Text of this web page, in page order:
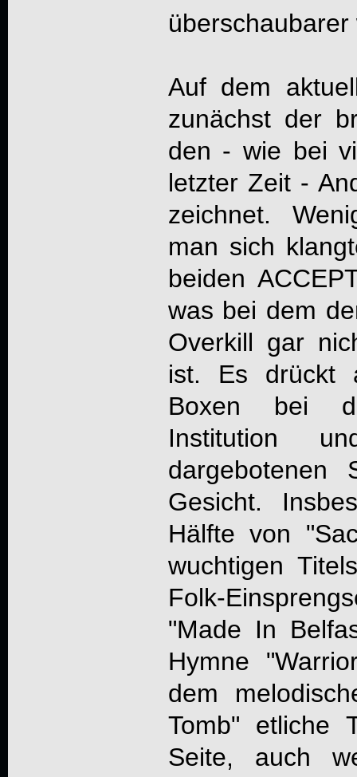
überschaubarer
Auf dem
zunächst der
den - wie bei
letzter Zeit -
zeichnet.
man sich
beiden
was bei dem
Overkill gar
ist. Es drückt
Boxen bei
Institution
Gesicht.
Hälfte von
wuchtigen
Folk-
"Made In
Hymne
dem
Tomb" etliche
Seite, auch